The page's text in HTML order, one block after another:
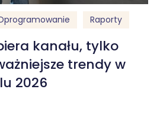
Raporty
kanału, tylko
trendy w
2026